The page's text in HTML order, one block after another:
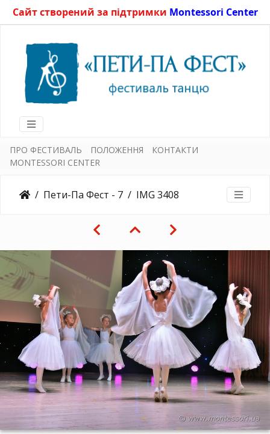
Сайт створений за підтримки Montessori Center
ПРО ФЕСТИВАЛЬ ПОЛОЖЕННЯ
КОНТАКТИ
MONTESSORI CENTER
Пети-Па Фест - 7 IMG 3408